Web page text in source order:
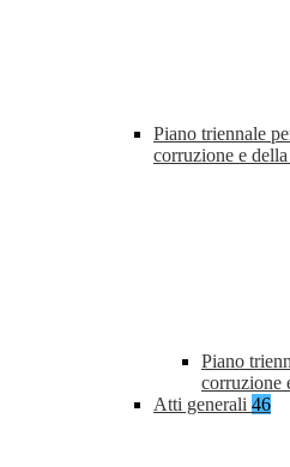
Piano triennale
corruzione e della
Piano
corruzione
Atti generali 46